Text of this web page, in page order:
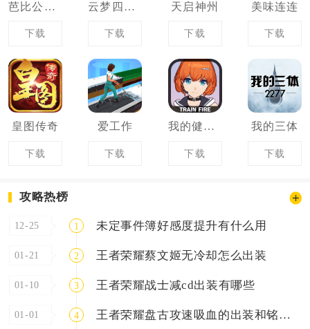
芭比公主的服装店
下载
云梦四时歌
下载
天启神州
下载
美味连连
下载
皇图传奇
下载
爱工作
下载
我的健身教练2
下载
我的三体
下载
攻略热榜
12-25 1 未定事件簿好感度提升有什么用
01-21 2 王者荣耀蔡文姬无冷却怎么出装
01-10 3 王者荣耀战士减cd出装有哪些
01-01 4 王者荣耀盘古攻速吸血的出装和铭文怎么搭配